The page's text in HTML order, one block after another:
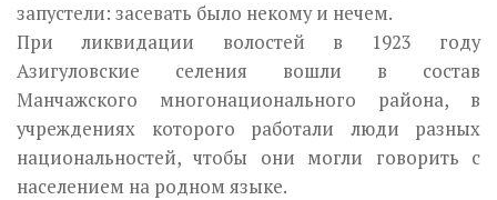
запустели: засевать было некому и нечем.
При ликвидации волостей в 1923 году
Азигуловские селения вошли в состав
Манчажского многонационального района, в
учреждениях которо­го работали люди разных
национальностей, чтобы они могли говорить с
населением на родном языке.